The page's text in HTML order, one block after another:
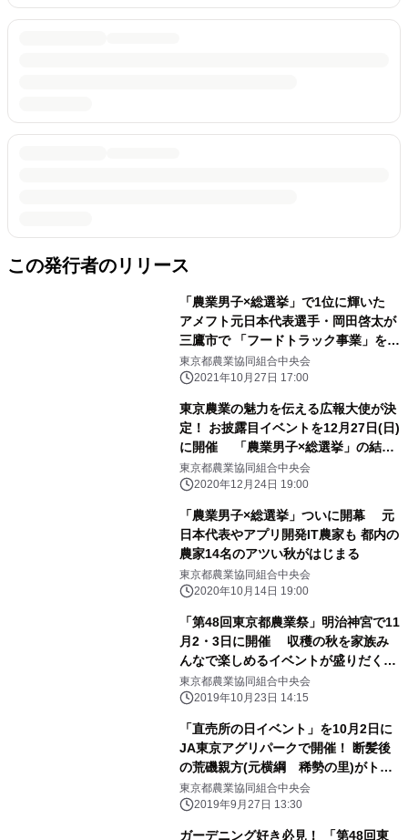
この発行者のリリース
「農業男子×総選挙」で1位に輝いた
アメフト元日本代表選手・岡田啓太が
三鷹市で 「フードトラック事業」を
10月30日よりスタート！
東京都農業協同組合中央会
2021年10月27日 17:00
東京農業の魅力を伝える広報大使が決
定！ お披露目イベントを12月27日(日)
に開催 「農業男子×総選挙」の結果
を発表
東京都農業協同組合中央会
2020年12月24日 19:00
「農業男子×総選挙」ついに開幕 元
日本代表やアプリ開発IT農家も 都内の
農家14名のアツい秋がはじまる
東京都農業協同組合中央会
2020年10月14日 19:00
「第48回東京都農業祭」明治神宮で11
月2・3日に開催 収穫の秋を家族み
んなで楽しめるイベントが盛りだくさ
ん
東京都農業協同組合中央会
2019年10月23日 14:15
「直売所の日イベント」を10月2日に
JA東京アグリパークで開催！ 断髪後
の荒磯親方(元横綱 稀勢の里)がトー
クショー
東京都農業協同組合中央会
2019年9月27日 13:30
ガーデニング好き必見！ 「第48回東